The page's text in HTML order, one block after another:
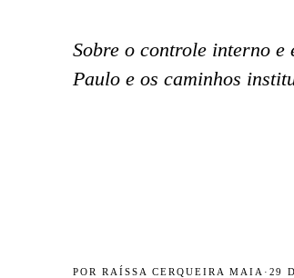
Sobre o controle interno
Paulo e os caminhos
POR RAÍSSA CERQUEIRA MAIA · 29